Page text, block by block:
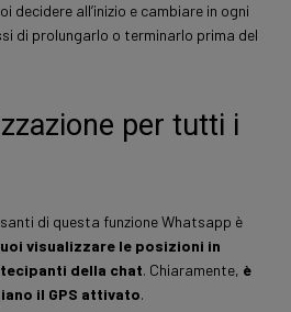
decidere all’inizio e cambiare in ogni
di prolungarlo o terminarlo prima del
per tutti i
di questa funzione Whatsapp è
visualizzare le posizioni in
della chat. Chiaramente, è
il GPS attivato.